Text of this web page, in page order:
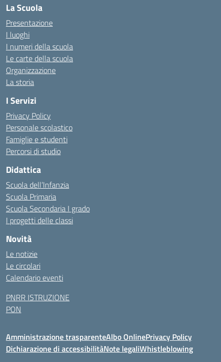
La Scuola
Presentazione
I luoghi
I numeri della scuola
Le carte della scuola
Organizzazione
La storia
I Servizi
Privacy Policy
Personale scolastico
Famiglie e studenti
Percorsi di studio
Didattica
Scuola dell’Infanzia
Scuola Primaria
Scuola Secondaria I grado
I progetti delle classi
Novità
Le notizie
Le circolari
Calendario eventi
PNRR ISTRUZIONE
PON
Amministrazione trasparenteAlbo OnlinePrivacy Policy
Dichiarazione di accessibilitàNote legaliWhistleblowing